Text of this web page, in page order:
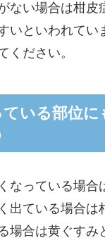
ない場合は柑皮
いといわれてい
ください。
いる部位に
なっている場合
出ている場合は
場合は黄ぐすみ